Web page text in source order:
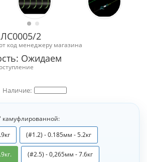
2
код менеджеру магазина
Ожидаем
камуфлированной:
(#1.2) - 0.185мм - 5.2кг
(#2.5) - 0,265мм - 7.6кг